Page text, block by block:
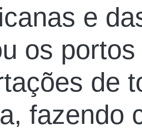
e
os
de
fazendo